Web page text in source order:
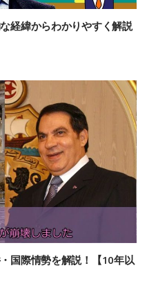
経緯からわかりやすく解説
国際情勢を解説！【10年以